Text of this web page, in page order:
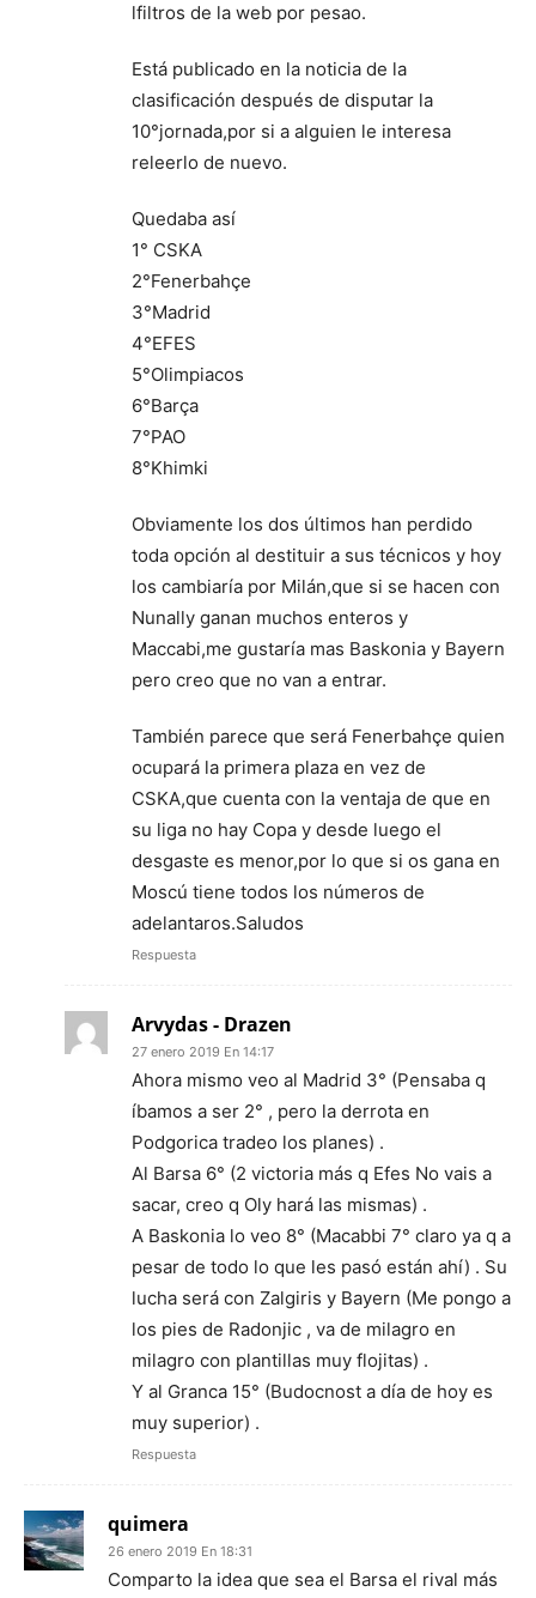
lfiltros de la web por pesao.
Está publicado en la noticia de la
clasificación después de disputar la
10°jornada,por si a alguien le interesa
releerlo de nuevo.
Quedaba así
1° CSKA
2°Fenerbahçe
3°Madrid
4°EFES
5°Olimpiacos
6°Barça
7°PAO
8°Khimki
Obviamente los dos últimos han perdido
toda opción al destituir a sus técnicos y hoy
los cambiaría por Milán,que si se hacen con
Nunally ganan muchos enteros y
Maccabi,me gustaría mas Baskonia y Bayern
pero creo que no van a entrar.
También parece que será Fenerbahçe quien
ocupará la primera plaza en vez de
CSKA,que cuenta con la ventaja de que en
su liga no hay Copa y desde luego el
desgaste es menor,por lo que si os gana en
Moscú tiene todos los números de
adelantaros.Saludos
Respuesta
Arvydas - Drazen
27 enero 2019 En 14:17
Ahora mismo veo al Madrid 3° (Pensaba q
íbamos a ser 2° , pero la derrota en
Podgorica tradeo los planes) .
Al Barsa 6° (2 victoria más q Efes No vais a
sacar, creo q Oly hará las mismas) .
A Baskonia lo veo 8° (Macabbi 7° claro ya q a
pesar de todo lo que les pasó están ahí) . Su
lucha será con Zalgiris y Bayern (Me pongo a
los pies de Radonjic , va de milagro en
milagro con plantillas muy flojitas) .
Y al Granca 15° (Budocnost a día de hoy es
muy superior) .
Respuesta
quimera
26 enero 2019 En 18:31
Comparto la idea que sea el Barsa el rival más